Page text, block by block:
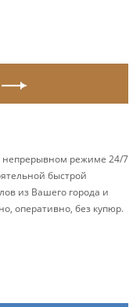
непрерывном режиме 24/7
быстрой
из Вашего города и
оперативно, без купюр.